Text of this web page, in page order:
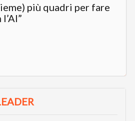
più quadri per fare